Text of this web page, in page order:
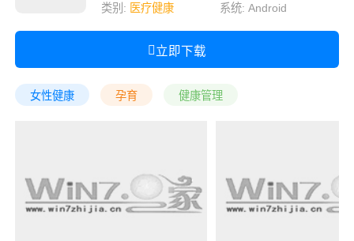
类别: 医疗健康 系统:Android
立即下载
女性健康 孕育 健康管理